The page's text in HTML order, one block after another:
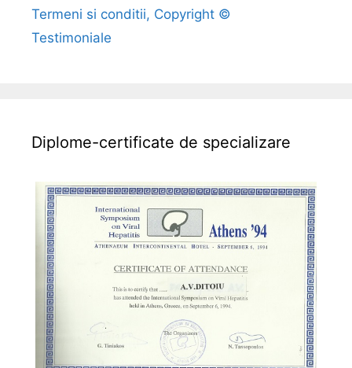
Termeni si conditii, Copyright ©
Testimoniale
Diplome-certificate de specializare